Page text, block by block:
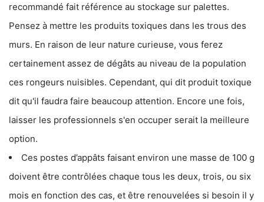
recommandé fait référence au stockage sur palettes.
Pensez à mettre les produits toxiques dans les trous des
murs. En raison de leur nature curieuse, vous ferez
certainement assez de dégâts au niveau de la population
ces rongeurs nuisibles. Cependant, qui dit produit toxique
dit qu'il faudra faire beaucoup attention. Encore une fois,
laisser les professionnels s'en occuper serait la meilleure
option.
Ces postes d’appâts faisant environ une masse de 100 g
doivent être contrôlées chaque tous les deux, trois, ou six
mois en fonction des cas, et être renouvelées si besoin il y